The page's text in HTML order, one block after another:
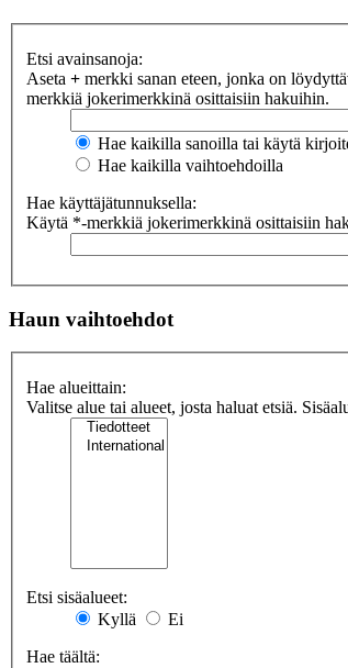
Etsi avainsanoja:
Aseta + merkki sanan eteen, jonka on
merkkiä jokerimerkkinä osittaisiin hakuihin.
Hae kaikilla sanoilla tai käytä
Hae kaikilla vaihtoehdoilla
Hae käyttäjätunnuksella:
Käytä *-merkkiä jokerimerkkinä osittaisiin
Haun vaihtoehdot
Hae alueittain:
Valitse alue tai alueet, josta haluat etsiä.
Etsi sisäalueet:
Kyllä
Ei
Hae täältä: